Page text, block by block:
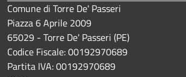
Comune di Torre De' Passeri
Piazza 6 Aprile 2009
65029 - Torre De' Passeri (PE)
Codice Fiscale: 00192970689
Partita IVA: 00192970689